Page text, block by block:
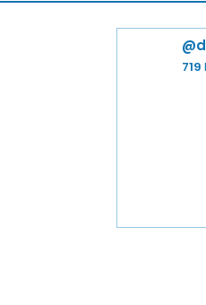
719